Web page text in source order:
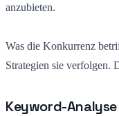
anzubieten.
Was die Konkurrenz
Strategien sie verfolgen.
Keyword-